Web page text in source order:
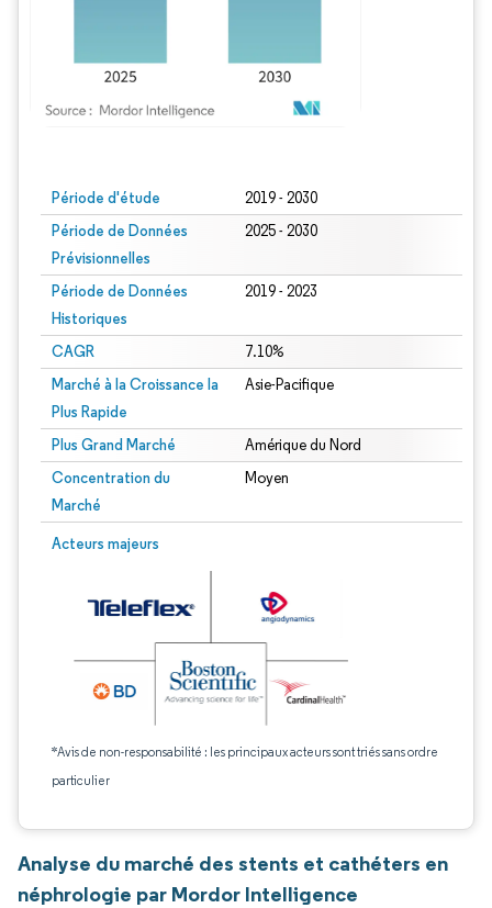
Période d'étude 2019 - 2030
Période de Données
Prévisionnelles
2025 - 2030
Période de Données
Historiques
2019 - 2023
CAGR 7.10%
Marché à la Croissance la
Plus Rapide
Asie-Pacifique
Plus Grand Marché Amérique du Nord
Concentration du
Marché
Moyen
Acteurs majeurs
*Avis de non-responsabilité : les principaux acteurs sont triés sans ordre
particulier
Analyse du marché des stents et cathéters en
néphrologie par Mordor Intelligence